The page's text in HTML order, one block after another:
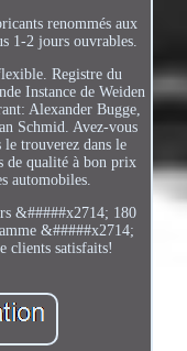
renommés aux
1-2 jours ouvrables.
Registre du
Instance de Weiden
Alexander Bugge,
Schmid. Avez-vous
le trouverez dans le
de qualité à bon prix
automobiles.
&#####x2714; 180
&#####x2714;
clients satisfaits!